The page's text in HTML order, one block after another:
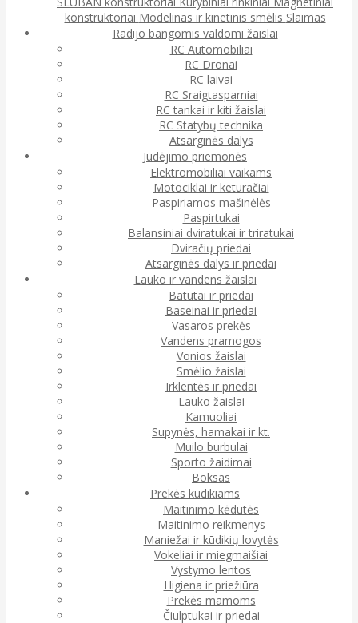
konstruktoriai Modelinas ir kinetinis smėlis Slaimas
Radijo bangomis valdomi žaislai
RC Automobiliai
RC Dronai
RC laivai
RC Sraigtasparniai
RC tankai ir kiti žaislai
RC Statybų technika
Atsarginės dalys
Judėjimo priemonės
Elektromobiliai vaikams
Motociklai ir keturačiai
Paspiriamos mašinėlės
Paspirtukai
Balansiniai dviratukai ir triratukai
Dviračių priedai
Atsarginės dalys ir priedai
Lauko ir vandens žaislai
Batutai ir priedai
Baseinai ir priedai
Vasaros prekės
Vandens pramogos
Vonios žaislai
Smėlio žaislai
Irklentės ir priedai
Lauko žaislai
Kamuoliai
Supynės, hamakai ir kt.
Muilo burbulai
Sporto žaidimai
Boksas
Prekės kūdikiams
Maitinimo kėdutės
Maitinimo reikmenys
Maniežai ir kūdikių lovytės
Vokeliai ir miegmaišiai
Vystymo lentos
Higiena ir priežiūra
Prekės mamoms
Čiulptukai ir priedai